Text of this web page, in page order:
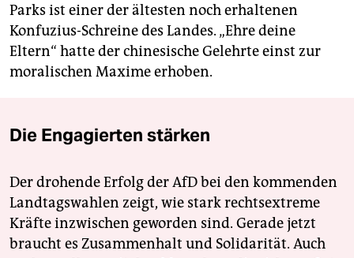
Parks ist einer der ältesten noch erhaltenen
Konfuzius-Schreine des Landes. „Ehre deine
Eltern“ hatte der chinesische Gelehrte einst zur
moralischen Maxime erhoben.
Die Engagierten stärken
Der drohende Erfolg der AfD bei den kommenden
Landtagswahlen zeigt, wie stark rechtsextreme
Kräfte inzwischen geworden sind. Gerade jetzt
braucht es Zusammenhalt und Solidarität. Auch